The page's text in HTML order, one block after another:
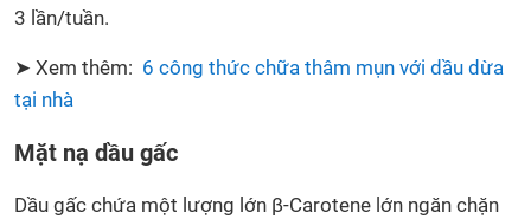
3 lần/tuần.
➤ Xem thêm: 6 công thức chữa thâm mụn với dầu dừa
tại nhà
Mặt nạ dầu gấc
Dầu gấc chứa một lượng lớn β-Carotene lớn ngăn chặn